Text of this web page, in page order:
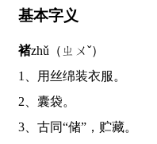
基本字义
褚zhǔ（ㄓㄨˇ）
1、用丝绵装衣服。
2、囊袋。
3、古同“储”，贮藏。